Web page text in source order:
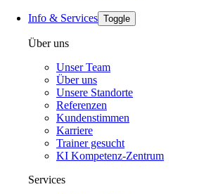
Info & Services Toggle
Über uns
Unser Team
Über uns
Unsere Standorte
Referenzen
Kundenstimmen
Karriere
Trainer gesucht
KI Kompetenz-Zentrum
Services